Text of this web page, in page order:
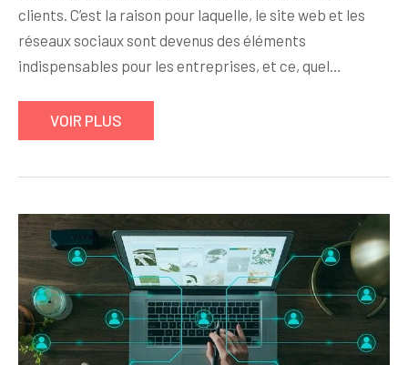
clients. C’est la raison pour laquelle, le site web et les
réseaux sociaux sont devenus des éléments
indispensables pour les entreprises, et ce, quel…
VOIR PLUS